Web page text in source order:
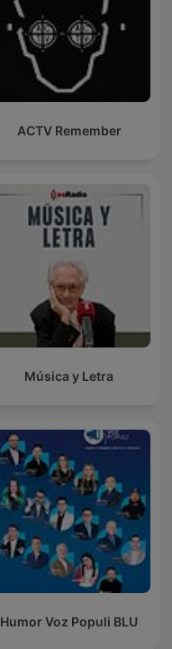
ACTV Remember
Música y Letra
Humor Voz Populi BLU